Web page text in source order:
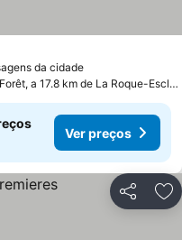
da cidadeVer preços
a 17.8 km de La Roque-
Ver preços
Partilhar